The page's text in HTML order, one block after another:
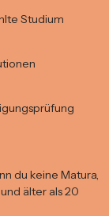
Studium
du keine Matura,
älter als 20